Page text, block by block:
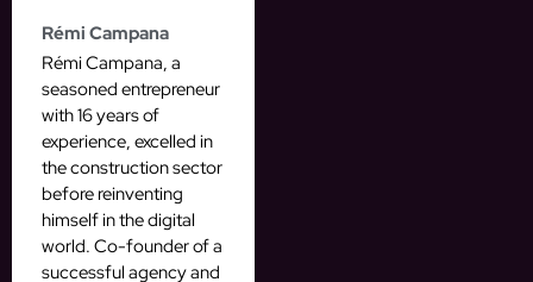
Rémi Campana
Rémi Campana, a
seasoned entrepreneur
with 16 years of
experience, excelled in
the construction sector
before reinventing
himself in the digital
world. Co-founder of a
successful agency and